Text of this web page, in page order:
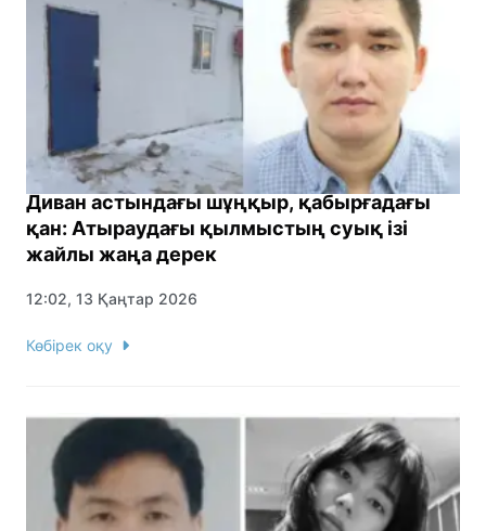
Диван астындағы шұңқыр, қабырғадағы
қан: Атыраудағы қылмыстың суық ізі
жайлы жаңа дерек
12:02, 13 Қаңтар 2026
Көбірек оқу